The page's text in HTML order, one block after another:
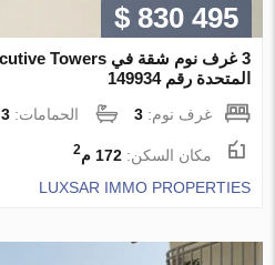
$ 830 495
المتحدة رقم 149934
غرف نوم:3 الحمامات:3
مكان السكن:172 م 2
LUXSAR IMMO PROPERTIES